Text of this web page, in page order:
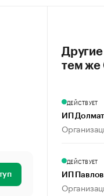
тем
ДЕЙСТВУЕТ
ИП
ДЕЙСТВУЕТ
ИП